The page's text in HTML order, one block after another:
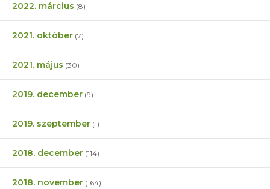
2022. március (8)
2021. október (7)
2021. május (30)
2019. december (9)
2019. szeptember (1)
2018. december (114)
2018. november (164)